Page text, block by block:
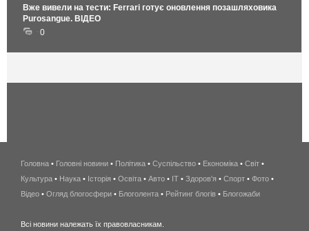
Вже вивели на тести: Ferrari готує оновлення позашляховика
Purosangue. ВІДЕО
0
беспроводной
интернет
киев
Головна • Головні новини • Політика • Суспільство • Економіка • Світ •
Культура • Наука • Історія • Освіта • Авто • IT • Здоров'я • Спорт • Фото •
Відео • Огляд блогосфери • Блоголента • Рейтинг блогів • Блогожаби
Всі новини належать їх правовласникам.